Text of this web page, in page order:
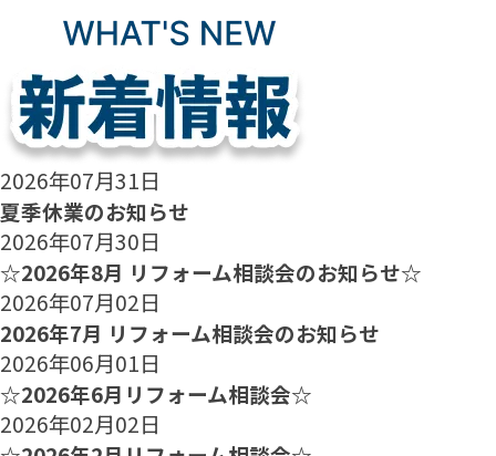
2026年07月31日
夏季休業のお知らせ
2026年07月30日
☆2026年8月 リフォーム相談会のお知らせ☆
2026年07月02日
2026年7月 リフォーム相談会のお知らせ
2026年06月01日
☆2026年6月リフォーム相談会☆
2026年02月02日